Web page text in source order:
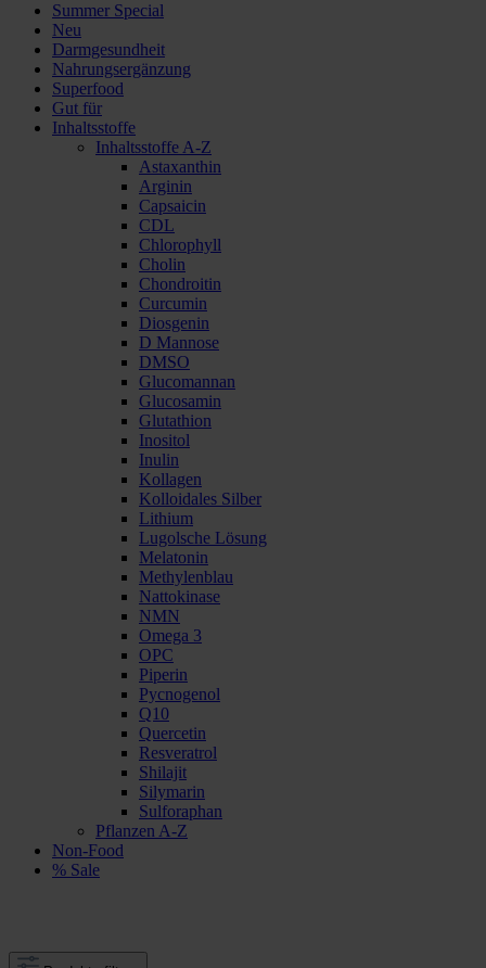
Summer Special
Neu
Darmgesundheit
Nahrungsergänzung
Superfood
Gut für
Inhaltsstoffe
Inhaltsstoffe A-Z
Astaxanthin
Arginin
Capsaicin
CDL
Chlorophyll
Cholin
Chondroitin
Curcumin
Diosgenin
D Mannose
DMSO
Glucomannan
Glucosamin
Glutathion
Inositol
Inulin
Kollagen
Kolloidales Silber
Lithium
Lugolsche Lösung
Melatonin
Methylenblau
Nattokinase
NMN
Omega 3
OPC
Piperin
Pycnogenol
Q10
Quercetin
Resveratrol
Shilajit
Silymarin
Sulforaphan
Pflanzen A-Z
Non-Food
% Sale